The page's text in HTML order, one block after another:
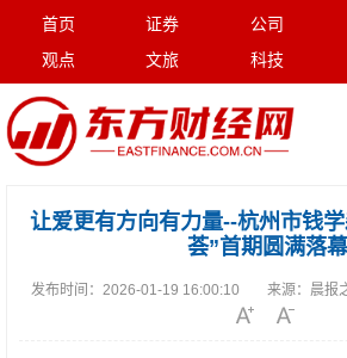
首页 证券 公司
观点
文旅 科技
让爱更有方向有力量--杭州市钱
荟”首期圆满落幕
发布时间： 2026-01-19 16:00:10 来源： 晨报